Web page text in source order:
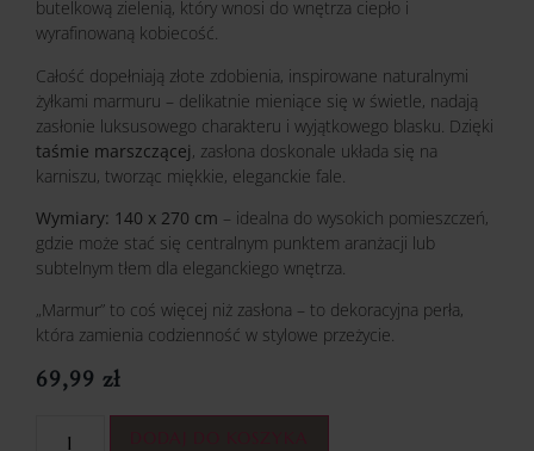
butelkową zielenią, który wnosi do wnętrza ciepło i
wyrafinowaną kobiecość.
Całość dopełniają złote zdobienia, inspirowane naturalnymi
żyłkami marmuru – delikatnie mieniące się w świetle, nadają
zasłonie luksusowego charakteru i wyjątkowego blasku. Dzięki
taśmie marszczącej, zasłona doskonale układa się na
karniszu, tworząc miękkie, eleganckie fale.
Wymiary: 140 x 270 cm – idealna do wysokich pomieszczeń,
gdzie może stać się centralnym punktem aranżacji lub
subtelnym tłem dla eleganckiego wnętrza.
„Marmur” to coś więcej niż zasłona – to dekoracyjna perła,
która zamienia codzienność w stylowe przeżycie.
69,99 zł